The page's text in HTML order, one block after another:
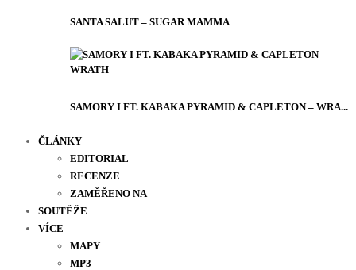
SANTA SALUT – SUGAR MAMMA
SAMORY I FT. KABAKA PYRAMID & CAPLETON – WRA...
ČLÁNKY
EDITORIAL
RECENZE
ZAMĚŘENO NA
SOUTĚŽE
VÍCE
MAPY
MP3